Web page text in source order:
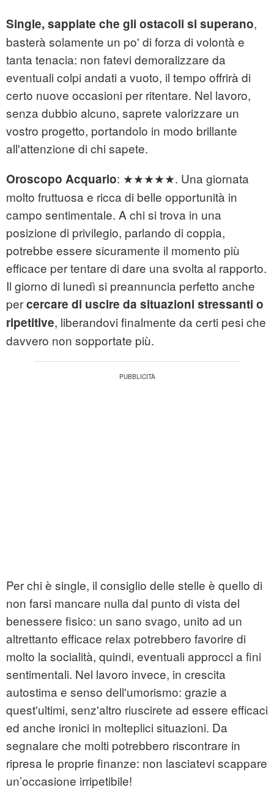
Single, sappiate che gli ostacoli si superano,
basterà solamente un po' di forza di volontà e
tanta tenacia: non fatevi demoralizzare da
eventuali colpi andati a vuoto, il tempo offrirà di
certo nuove occasioni per ritentare. Nel lavoro,
senza dubbio alcuno, saprete valorizzare un
vostro progetto, portandolo in modo brillante
all'attenzione di chi sapete.
Oroscopo Acquario: ★★★★★. Una giornata
molto fruttuosa e ricca di belle opportunità in
campo sentimentale. A chi si trova in una
posizione di privilegio, parlando di coppia,
potrebbe essere sicuramente il momento più
efficace per tentare di dare una svolta al rapporto.
Il giorno di lunedì si preannuncia perfetto anche
percercare di uscire da situazioni stressanti o
ripetitive, liberandovi finalmente da certi pesi che
davvero non sopportate più.
Per chi è single, il consiglio delle stelle è quello di
non farsi mancare nulla dal punto di vista del
benessere fisico: un sano svago, unito ad un
altrettanto efficace relax potrebbero favorire di
molto la socialità, quindi, eventuali approcci a fini
sentimentali. Nel lavoro invece, in crescita
autostima e senso dell'umorismo: grazie a
quest'ultimi, senz'altro riuscirete ad essere efficaci
ed anche ironici in molteplici situazioni. Da
segnalare che molti potrebbero riscontrare in
ripresa le proprie finanze: non lasciatevi scappare
un’occasione irripetibile!